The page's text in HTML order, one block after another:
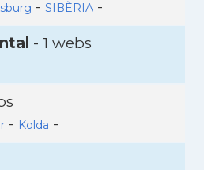
- SIBÈRIA-
- 1 webs
- Kolda -